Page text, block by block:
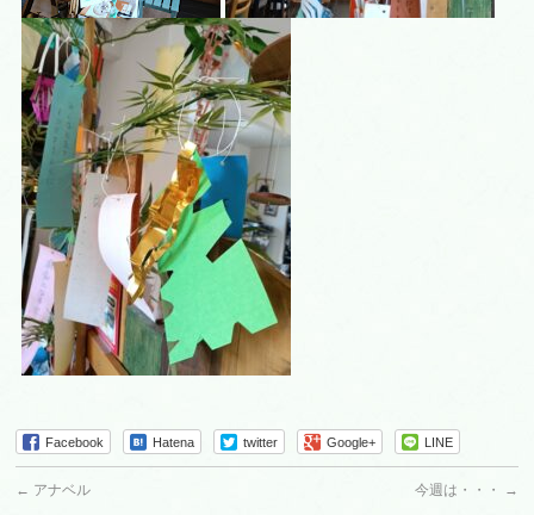
Facebook Hatena twitter Google+ LINE
← アナベル 今週は・・・ →